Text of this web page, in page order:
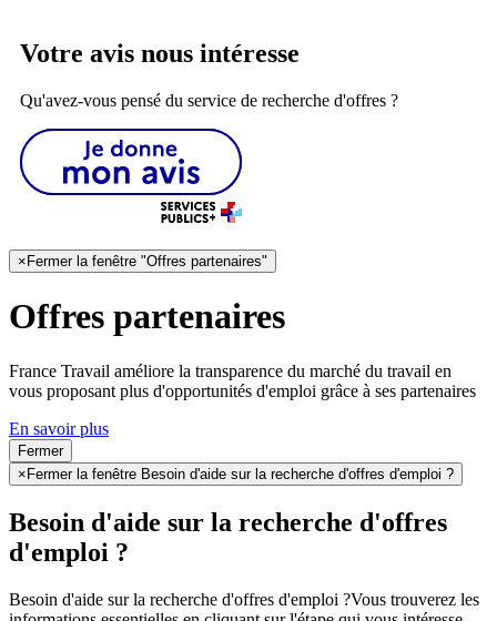
Votre avis nous intéresse
Qu'avez-vous pensé du service de recherche d'offres ?
× Fermer la fenêtre "Offres partenaires"
Offres partenaires
France Travail améliore la transparence du marché du travail en
vous proposant plus d'opportunités d'emploi grâce à ses partenaires
En savoir plus
Fermer
×Fermer la fenêtre Besoin d'aide sur la recherche d'offres d'emploi ?
Besoin d'aide sur la recherche d'offres
d'emploi ?
Besoin d'aide sur la recherche d'offres d'emploi ?Vous trouverez les